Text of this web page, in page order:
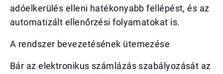
adóelkerülés elleni hatékonyabb fellépést, és az
automatizált ellenőrzési folyamatokat is.
A rendszer bevezetésének ütemezése
Bár az elektronikus számlázás szabályozását az